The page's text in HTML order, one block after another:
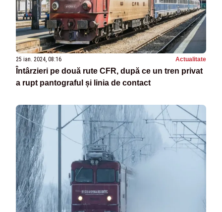
25 ian. 2024, 08:16 Actualitate
Întârzieri pe două rute CFR, după ce un tren privat
a rupt pantograful și linia de contact